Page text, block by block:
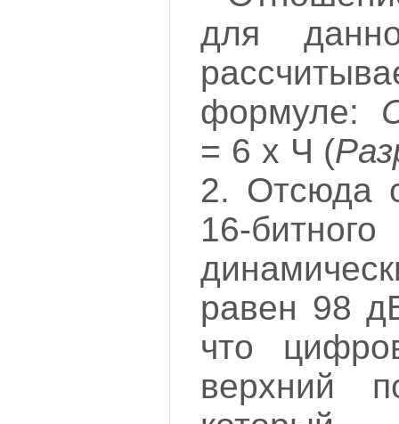
для
формуле:
= 6 х Ч (
2. Отсюда
16-
равен 98
что
верхний